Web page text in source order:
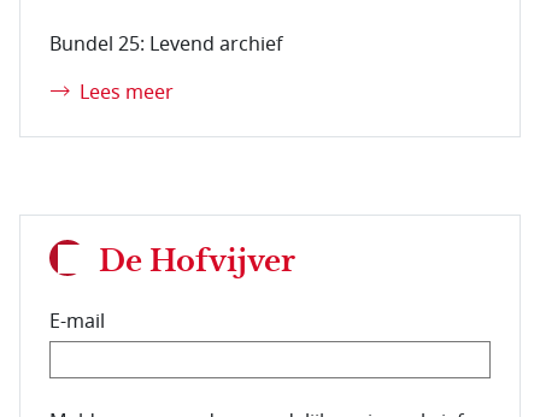
Bundel 25: Levend archief
Lees meer
De Hofvijver
E-mail